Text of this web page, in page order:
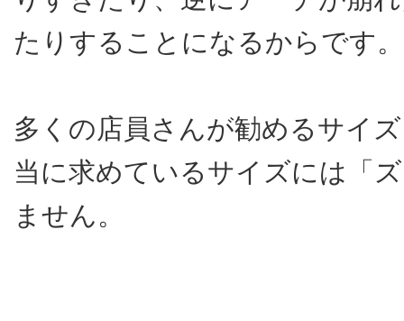
たりすることになるからです。
多くの店員さんが勧めるサイ
当に求めているサイズには「
ません。